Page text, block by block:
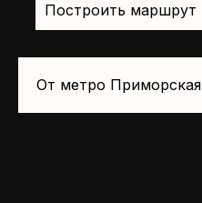
Построить маршрут
От метро Приморская